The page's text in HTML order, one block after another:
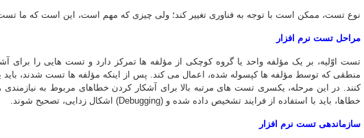
نوع تست، ممکن است با توجه به فناوری تغییر کند؛ ولی چیزی که مهم است، این است که ما تست
مراحل تست نرم افزار
تست اوّلیه، بر یک مؤلفه واحد یا گروه کوچکی از مؤلفه ها تمرکز دارد و تست هایی را برای
منطقی که توسط مؤلفه ها کپسوله شده، اعمال می کند. پس از اینکه مؤلفه ها تست شدند، باید
کنند. در این مرحله، یکسری تست های مرتبه بالا برای آشکار کردن خطاهای مربوط به نیازمندی
خطاها، باید با استفاده از فرایند تشخیص داده شده و (Debugging) اشکال زدایی، تصحیح شوند.
سازماندهی تست نرم افزار